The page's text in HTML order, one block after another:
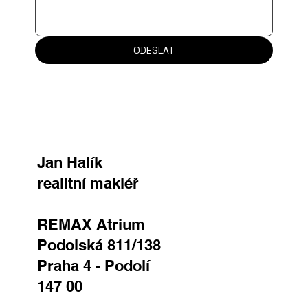
ODESLAT
Jan Halík
realitní makléř
REMAX Atrium
Podolská 811/138
Praha 4 - Podolí
147 00